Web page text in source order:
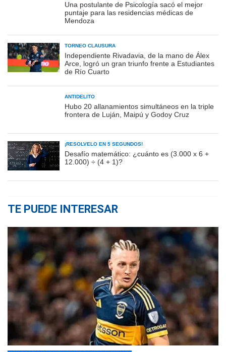
Una postulante de Psicología sacó el mejor
puntaje para las residencias médicas de
Mendoza
TORNEO CLAUSURA
Independiente Rivadavia, de la mano de Álex
Arce, logró un gran triunfo frente a Estudiantes
de Río Cuarto
ANTIDELITO
Hubo 20 allanamientos simultáneos en la triple
frontera de Luján, Maipú y Godoy Cruz
¡RESOLVELO EN 5 SEGUNDOS!
Desafío matemático: ¿cuánto es (3.000 x 6 +
12.000) ÷ (4 + 1)?
TE PUEDE INTERESAR